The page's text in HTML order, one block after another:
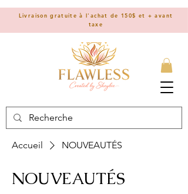
Livraison gratuite à l'achat de 150$ et + avant
taxe
Accueil NOUVEAUTÉS
NOUVEAUTÉS